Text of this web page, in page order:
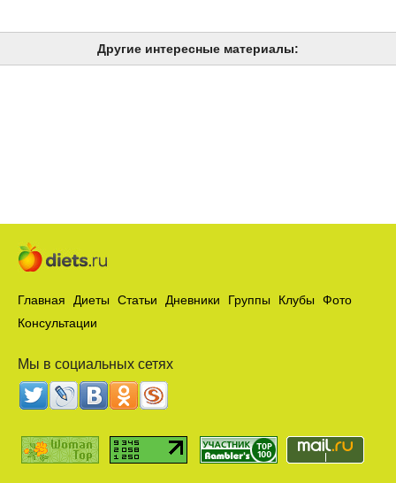
Другие интересные материалы:
Главная Диеты Статьи Дневники Группы Клубы
Фото
Консультации
Мы в социальных сетях